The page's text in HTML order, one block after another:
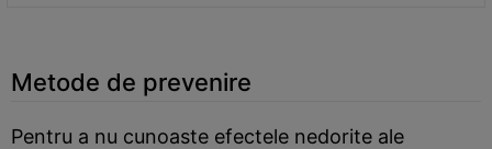
Metode de prevenire
Pentru a nu cunoaste efectele nedorite ale